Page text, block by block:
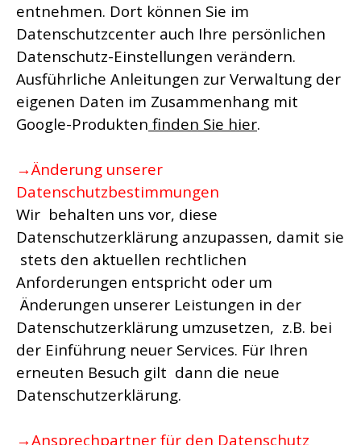
entnehmen. Dort können Sie im
Datenschutzcenter auch Ihre persönlichen
Datenschutz-Einstellungen verändern.
Ausführliche Anleitungen zur Verwaltung der
eigenen Daten im Zusammenhang mit
Google-Produkten finden Sie hier.
→Änderung unserer
Datenschutzbestimmungen
Wir behalten uns vor, diese
Datenschutzerklärung anzupassen, damit sie
stets den aktuellen rechtlichen
Anforderungen entspricht oder um
Änderungen unserer Leistungen in der
Datenschutzerklärung umzusetzen, z.B. bei
der Einführung neuer Services. Für Ihren
erneuten Besuch gilt dann die neue
Datenschutzerklärung.
→Ansprechpartner für den Datenschutz